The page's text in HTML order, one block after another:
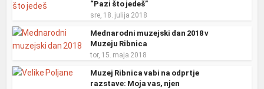
“Pazi što jedeš”
sre, 18. julija 2018
Mednarodni muzejski dan 2018 v
Muzeju Ribnica
tor, 15. maja 2018
Muzej Ribnica vabi na odprtje
razstave: Moja vas, njen